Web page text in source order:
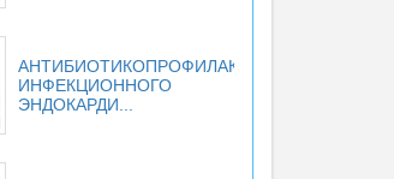
АНТИБИОТИКОПРОФИЛАКТИКА
ИНФЕКЦИОННОГО
ЭНДОКАРДИ...